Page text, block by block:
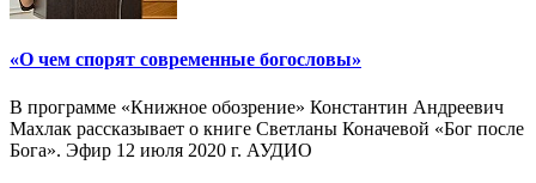
«О чем спорят современные богословы»
В программе «Книжное обозрение» Константин Андреевич
Махлак рассказывает о книге Светланы Коначевой «Бог после
Бога». Эфир 12 июля 2020 г. АУДИО